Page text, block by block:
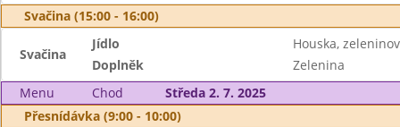
Svačina (15:00 - 16:00)
Svačina
Jídlo
Houska,
Doplněk
Zelenina
Menu
Chod
Středa 2. 7. 2025
Přesnídávka (9:00 - 10:00)